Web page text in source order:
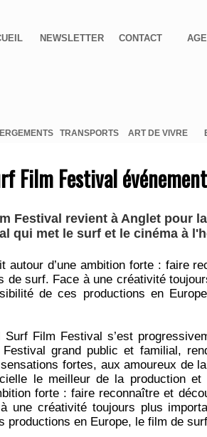
NEWSLETTER CONTACT
TRANSPORTS ART DE VIVRE
Film Festival
Festival revient à Anglet pour
qui met le surf et le cinéma à
autour d’une ambition forte : faire
de surf. Face à une créativité
de ces productions en
Surf Film Festival s’est
grand public et familial,
fortes, aux amoureux de
le meilleur de la production
forte : faire reconnaître et
une créativité toujours plus
productions en Europe, le film de